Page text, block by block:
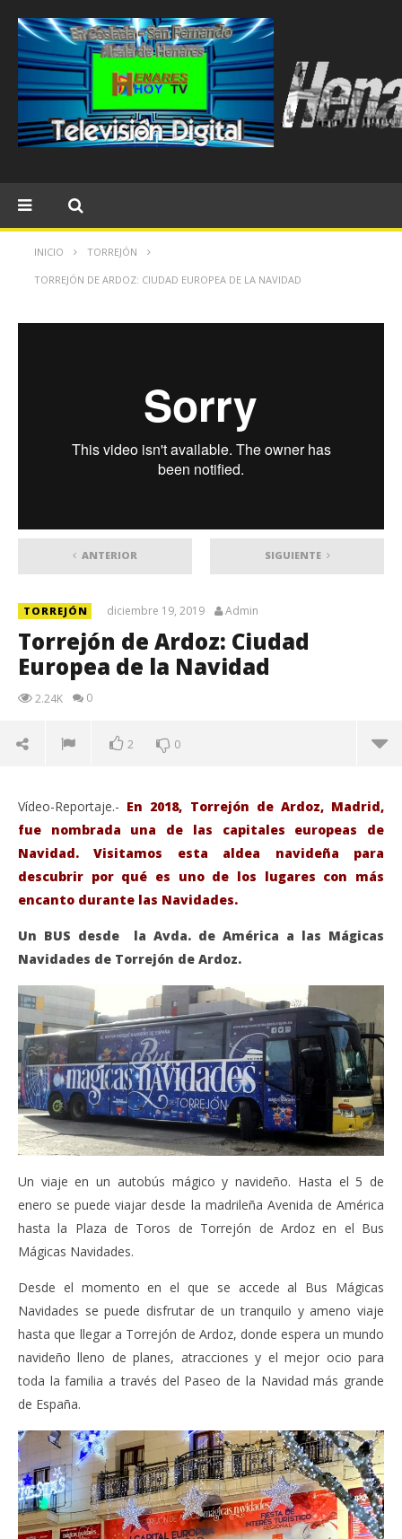
INICIO TORREJÓN
TORREJÓN DE ARDOZ: CIUDAD EUROPEA DE LA NAVIDAD
ANTERIOR SIGUIENTE
TORREJÓN diciembre 19, 2019 Admin
Torrejón de Ardoz: Ciudad
Europea de la Navidad
2.24K 0
2 0
VIENDO AHORA
Torrejón de Ardoz: Ciudad Europea de la Navidad
diciembre
19, 2019
Admin
de
19,
Vídeo-Reportaje.- En 2018, Torrejón de Ardoz, Madrid,
fue nombrada una de las capitales europeas de
Navidad. Visitamos esta aldea navideña para
descubrir por qué es uno de los lugares con más
encanto durante las Navidades.
Un BUS desde la Avda. de América a las Mágicas
Navidades de Torrejón de Ardoz.
Un viaje en un autobús mágico y navideño. Hasta el 5 de
enero se puede viajar desde la madrileña Avenida de América
hasta la Plaza de Toros de Torrejón de Ardoz en el Bus
Mágicas Navidades.
Desde el momento en el que se accede al Bus Mágicas
Navidades se puede disfrutar de un tranquilo y ameno viaje
hasta que llegar a Torrejón de Ardoz, donde espera un mundo
navideño lleno de planes, atracciones y el mejor ocio para
toda la familia a través del Paseo de la Navidad más grande
de España.